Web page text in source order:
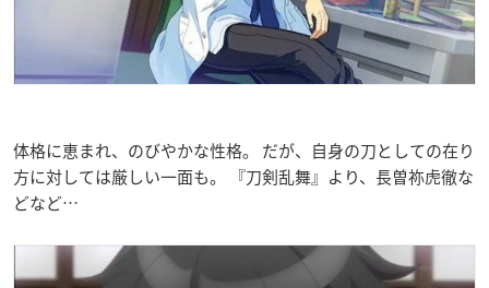
体格に恵まれ、のびやかな性格。 だが、自身の刀としての在り
方に対しては厳しい一面も。 『刀剣乱舞』より、長曽祢虎徹な
どなど…